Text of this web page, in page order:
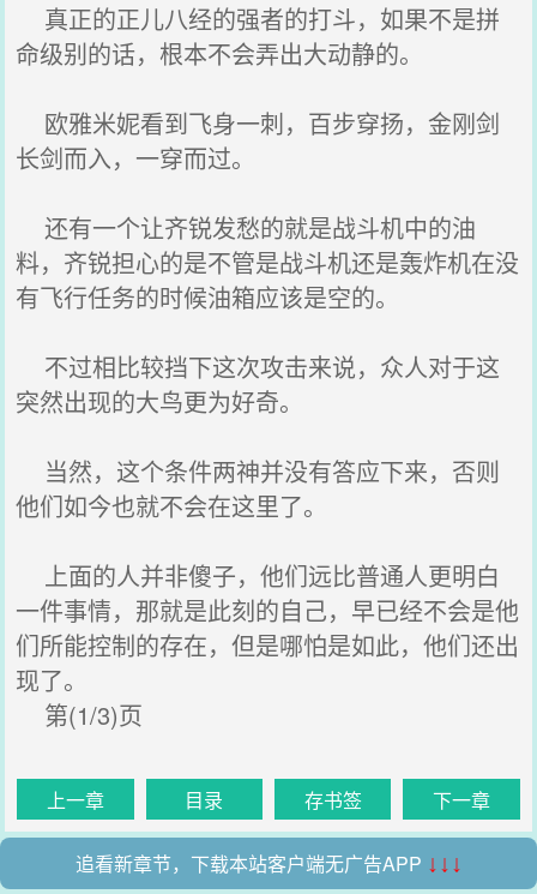
真正的正儿八经的强者的打斗，如果不是拼
命级别的话，根本不会弄出大动静的。
欧雅米妮看到飞身一刺，百步穿扬，金刚剑
长剑而入，一穿而过。
还有一个让齐锐发愁的就是战斗机中的油
料，齐锐担心的是不管是战斗机还是轰炸机在没
有飞行任务的时候油箱应该是空的。
不过相比较挡下这次攻击来说，众人对于这
突然出现的大鸟更为好奇。
当然，这个条件两神并没有答应下来，否则
他们如今也就不会在这里了。
上面的人并非傻子，他们远比普通人更明白
一件事情，那就是此刻的自己，早已经不会是他
们所能控制的存在，但是哪怕是如此，他们还出
现了。
第(1/3)页
上一章 目录 存书签 下一章
追看新章节，下载本站客户端无广告APP ↓↓↓